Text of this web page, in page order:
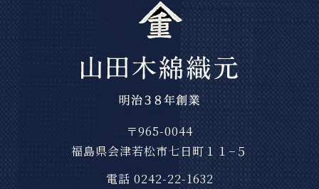
〒965-0044
福島県会津若松市七日町１１−５
電話 0242-22-1632